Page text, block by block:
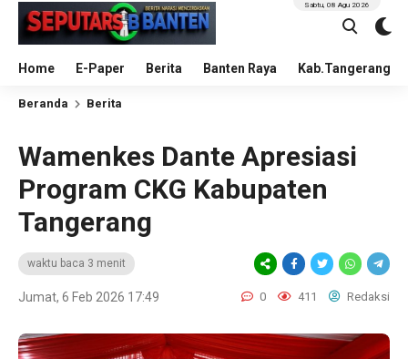
Home E-Paper Berita Banten Raya Kab.Tangerang
Sabtu, 08 Agu 2026
Beranda Berita
Wamenkes Dante Apresiasi
Program CKG Kabupaten
Tangerang
waktu baca 3 menit
Jumat, 6 Feb 2026 17:49 0 411 Redaksi